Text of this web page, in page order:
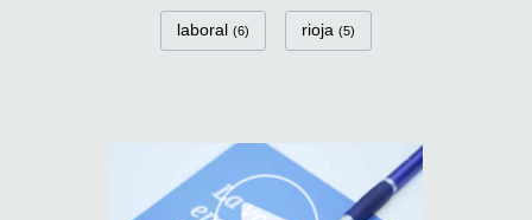
laboral (6) rioja (5)